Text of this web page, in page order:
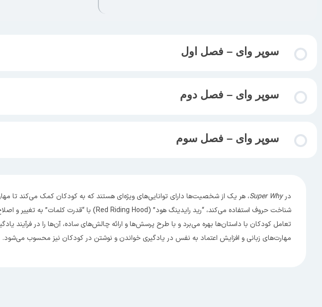
سوپر وای – فصل اول
محتوای درس
سوپر وای – فصل اول – قسمت ۴
سوپر وای – فصل دوم
محتوای درس
سوپر وای – فصل دوم – قسمت ۲
سوپر وای – فصل دوم – قسمت ۳
سوپر وای – فصل سوم
سوپر وای – فصل سوم- قسمت ۱
سوپر وای – فصل سوم- قسمت ۲
درSuper Why
تعامل کودکان با داستان‌ها بهره می‌برد و با طرح پرسش‌ها و ارائه چالش‌های ساده، آن‌ها را در فرآیند
مهارت‌های زبانی و افزایش اعتماد به نفس در یادگیری خواندن و نوشتن در کودکان نیز محسوب می‌شود.